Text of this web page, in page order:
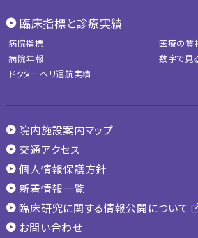
臨床指標と診療実績
病院指標
医療の質
病院年報
数字で見
ドクターヘリ運航実績
院内施設案内マップ
交通アクセス
個人情報保護方針
新着情報一覧
臨床研究に関する情報公開について
お問い合わせ